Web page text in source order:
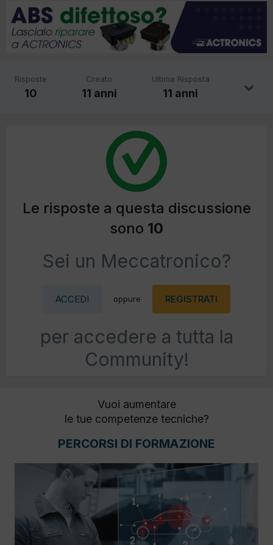
Risposte
10
Creato
11 anni
Ultima Risposta
11 anni
Le risposte a questa discussione
sono 10
Sei un Meccatronico?
ACCEDI oppure REGISTRATI
per accedere a tutta la
Community!
Vuoi aumentare
le tue competenze tecniche?
PERCORSI DI FORMAZIONE